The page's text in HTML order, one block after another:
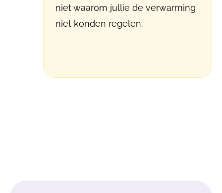
niet waarom jullie de verwarming
niet konden regelen.